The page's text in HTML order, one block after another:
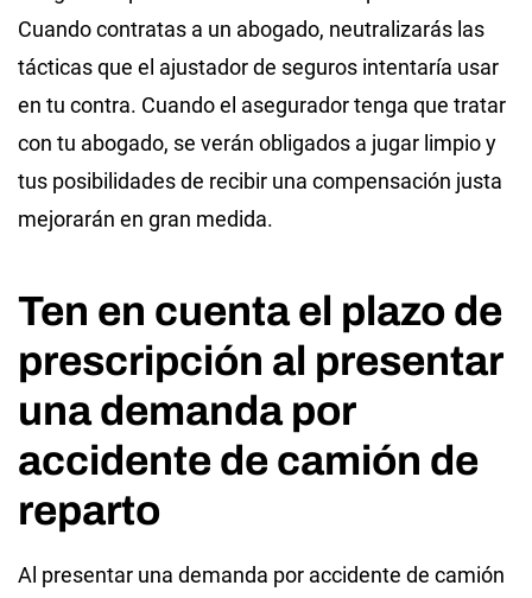
Cuando contratas a un abogado, neutralizarás las
tácticas que el ajustador de seguros intentaría usar
en tu contra. Cuando el asegurador tenga que tratar
con tu abogado, se verán obligados a jugar limpio y
tus posibilidades de recibir una compensación justa
mejorarán en gran medida.
Ten en cuenta el plazo de
prescripción al presentar
una demanda por
accidente de camión de
reparto
Al presentar una demanda por accidente de camión